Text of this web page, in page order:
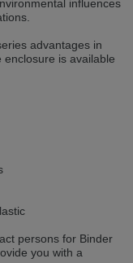
Would you like to
verfügbar.
language than the
Would you like to
je momentálně používán.
influences
advantages in
is available
persons for Binder
you with a